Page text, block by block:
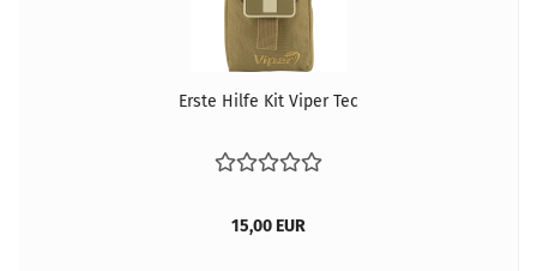
Erste Hilfe Kit Viper Tec
15,00 EUR